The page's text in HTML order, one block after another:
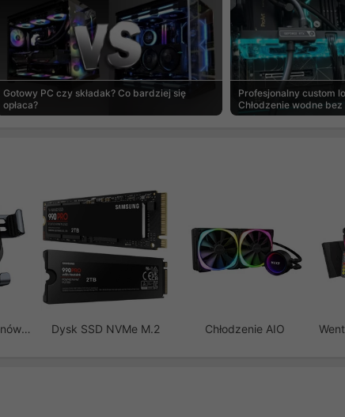
Gotowy PC czy składak? Co bardziej się
opłaca?
Profesjonalny custom
Chłodzenie wodne
Akcesoria do telefonów GSM Dysk SSD NVMe M.2 Chłodzenie AIO